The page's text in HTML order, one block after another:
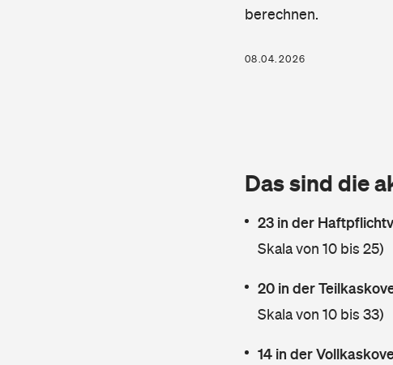
berechnen.
08.04.2026
Das sind die
23 in der
Skala von 10 bis 25)
20 in der
Skala von 10 bis 33)
14 in der